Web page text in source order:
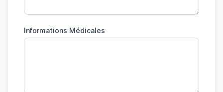
Informations Médicales